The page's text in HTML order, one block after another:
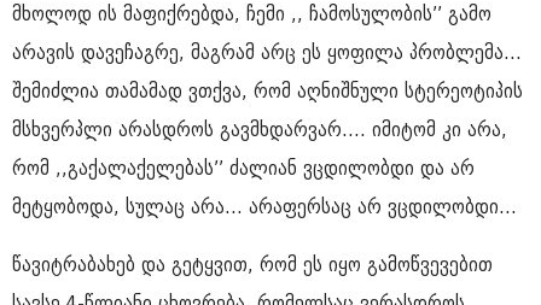
მხოლოდ ის მაფიქრებდა, ჩემი ,, ჩამოსულობის’’ გამო
არავის დავეჩაგრე, მაგრამ არც ეს ყოფილა პრობლემა...
შემიძლია თამამად ვთქვა, რომ აღნიშნული სტერეოტიპის
მსხვერპლი არასდროს გავმხდარვარ.... იმიტომ კი არა,
რომ ,,გაქალაქელებას’’ ძალიან ვცდილობდი და არ
მეტყობოდა, სულაც არა... არაფერსაც არ ვცდილობდი...
წავიტრაბახებ და გეტყვით, რომ ეს იყო გამოწვევებით